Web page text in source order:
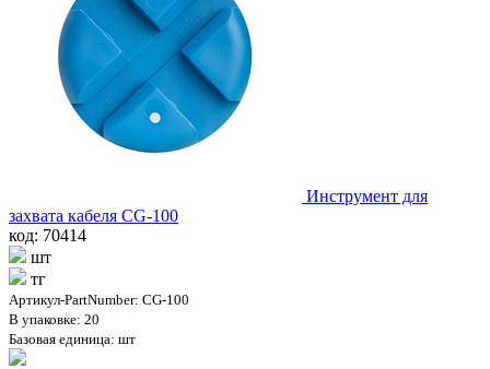
Инструмент для
захвата кабеля CG-100
код: 70414
шт
тг
Артикул-PartNumber: CG-100
В упаковке: 20
Базовая единица: шт